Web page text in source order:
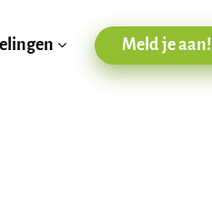
Meld je aan!